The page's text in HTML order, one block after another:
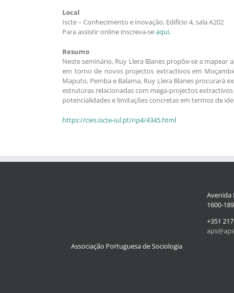
Local
Iscte – Conhecimento e Inovação, Edifício 4, sala A202
Para assistir online inscreva-seaqui.
Resumo
Neste seminário, Ruy Llera Blanes propõe-se a mapear
em torno de novos projectos extractivos em
Maputo, Pemba e Balama, Ruy Llera Blanes procurará
estruturas relacionadas com mega-projectos
potencialidades e limitações concretas em termos de
https://cies.iscte-iul.pt/np4/4345.html
Associação Portuguesa de Sociologia
Avenida
1600-
+351